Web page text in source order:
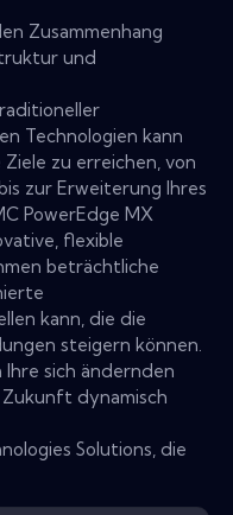
Zusammenhang
und
Technologien kann
zu erreichen, von
zur Erweiterung Ihres
PowerEdge MX
flexible
beträchtliche
kann, die die
steigern können.
Ihre sich ändernden
dynamisch
Solutions, die